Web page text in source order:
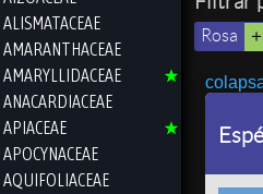
ALISMATACEAE
AMARANTHACEAE
AMARYLLIDACEAE
ANACARDIACEAE
APIACEAE
APOCYNACEAE
AQUIFOLIACEAE
Rosa